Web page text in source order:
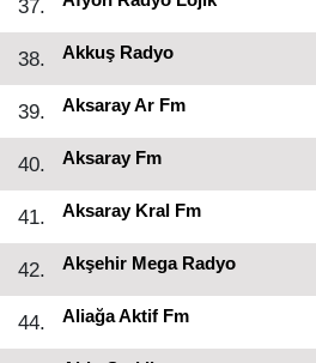
37.
38. Akkuş Radyo
39. Aksaray Ar Fm
40. Aksaray Fm
41. Aksaray Kral Fm
42. Akşehir Mega Radyo
44. Aliağa Aktif Fm